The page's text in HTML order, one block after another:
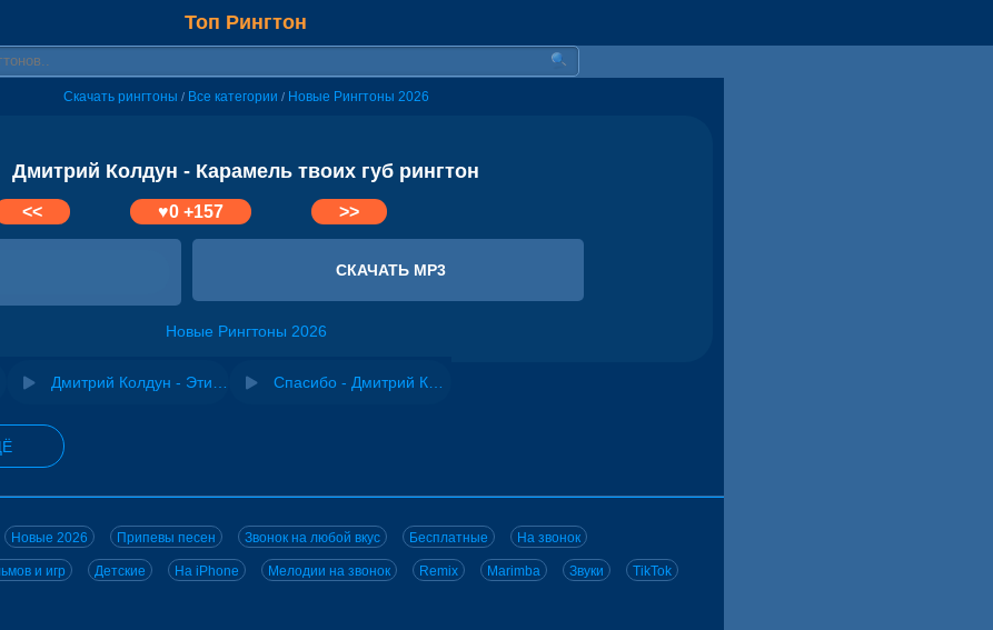
Топ Рингтон
Скачать рингтоны / Все категории / Новые Рингтоны 2026
Дмитрий Колдун - Карамель твоих губ рингтон
<< ♥0+157 >>
СКАЧАТЬ MP3
Новые Рингтоны 2026
Новые 2026 Припевы песен Звонок на любой вкус Бесплатные На звонок
и игр Детские На iPhone Мелодии на звонок Remix Marimba Звуки TikTok